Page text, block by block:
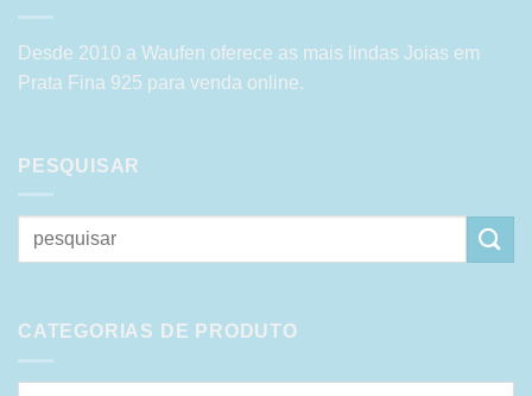
Desde 2010 a Waufen oferece as mais lindas Joias em
Prata Fina 925 para venda online.
PESQUISAR
Pesquisar
por:
CATEGORIAS DE PRODUTO